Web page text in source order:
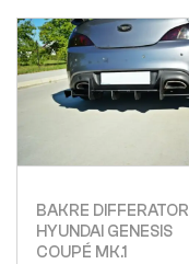
BAKRE DIFFERATOR
HYUNDAI GENESIS
COUPÉ MK.1
Visa